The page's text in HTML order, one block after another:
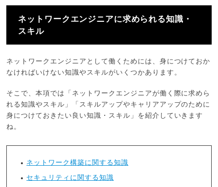
ネットワークエンジニアに求められる知識・
スキル
ネットワークエンジニアとして働くためには、身につけておか
なければいけない知識やスキルがいくつかあります。
そこで、本項では「ネットワークエンジニアが働く際に求めら
れる知識やスキル」「スキルアップやキャリアアップのために
身につけておきたい良い知識・スキル」を紹介していきます
ね。
ネットワーク構築に関する知識
セキュリティに関する知識